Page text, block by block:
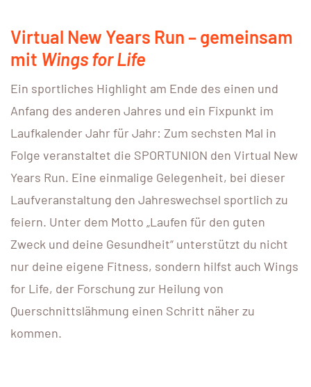
Virtual New Years Run – gemeinsam
mit Wings for Life
Ein sportliches Highlight am Ende des einen und
Anfang des anderen Jahres und ein Fixpunkt im
Laufkalender Jahr für Jahr: Zum sechsten Mal in
Folge veranstaltet die SPORTUNION den Virtual New
Years Run. Eine einmalige Gelegenheit, bei dieser
Laufveranstaltung den Jahreswechsel sportlich zu
feiern. Unter dem Motto „Laufen für den guten
Zweck und deine Gesundheit“ unterstützt du nicht
nur deine eigene Fitness, sondern hilfst auch Wings
for Life, der Forschung zur Heilung von
Querschnittslähmung einen Schritt näher zu
kommen.